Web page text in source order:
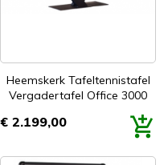
Heemskerk Tafeltennistafel
Vergadertafel Office 3000
Prijs
€ 2.199,00